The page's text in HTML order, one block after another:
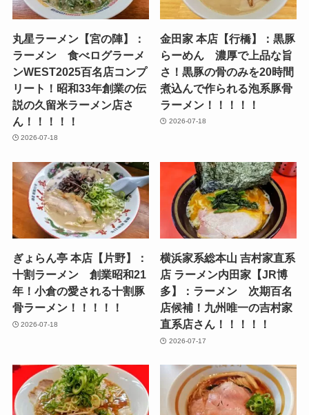
丸星ラーメン【宮の陣】：
ラーメン 食べログラーメ
ンWEST2025百名店コンプ
リート！昭和33年創業の伝
説の久留米ラーメン店さ
ん！！！！！
2026-07-18
金田家 本店【行橋】：黒豚
らーめん 濃厚で上品な旨
さ！黒豚の骨のみを20時間
煮込んで作られる泡系豚骨
ラーメン！！！！！
2026-07-18
ぎょらん亭 本店【片野】：
十割ラーメン 創業昭和21
年！小倉の愛される十割豚
骨ラーメン！！！！！
2026-07-18
横浜家系総本山 吉村家直系
店 ラーメン内田家【JR博
多】：ラーメン 次期百名
店候補！九州唯一の吉村家
直系店さん！！！！！
2026-07-17